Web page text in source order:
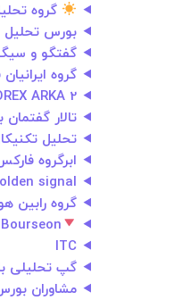
گروه
بورس تحلیل
گفتگو و
گروه
ARKA 2
تالار
تحلیل
ابرگروه
signal
گروه رابین
Bourseon
ITC
گپ تحلیلی بازار های مالی
مشاوران